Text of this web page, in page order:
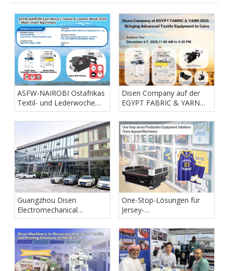
ASFW-NAIROBI Ostafrikas
Textil- und Lederwoche
2026 – Lernen Sie Disen
Machinery kennen
Disen Company auf der
EGYPT FABRIC & YARN
2025 – bringt
fortschrittliche
Textilausrüstung nach
Kairo
Guangzhou Disen
Electromechanical
Equipment Co., Ltd.
One-Stop-Lösungen für
Jersey-
Produktionsausrüstung |
Disen
Bekleidungsmaschinen